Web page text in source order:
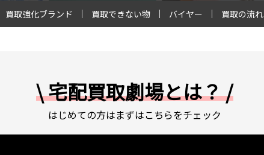
買取強化ブランド 買取できない物 バイヤー 買取の流れ
\ 宅配買取劇場とは？ /
はじめての方はまずはこちらをチェック